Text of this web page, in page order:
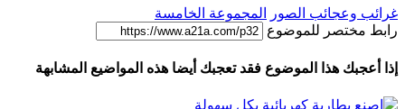
غرائب وعجائب الصور
المجموعة الخامسة
رابط مختصر للموضوع
إذا أعجبك هذا الموضوع فقد تعجبك أيضا هذه المواضيع المشابهة